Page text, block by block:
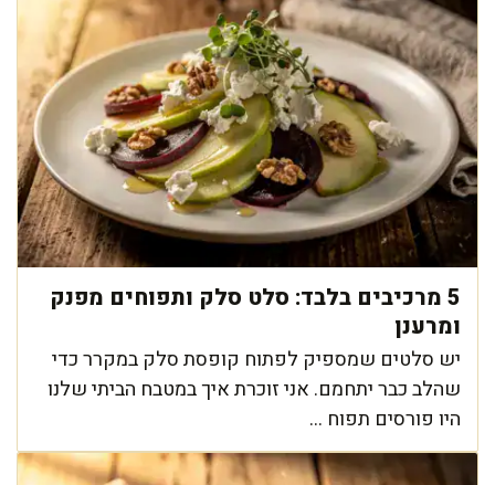
5 מרכיבים בלבד: סלט סלק ותפוחים מפנק
ומרענן
יש סלטים שמספיק לפתוח קופסת סלק במקרר כדי
שהלב כבר יתחמם. אני זוכרת איך במטבח הביתי שלנו
היו פורסים תפוח ...